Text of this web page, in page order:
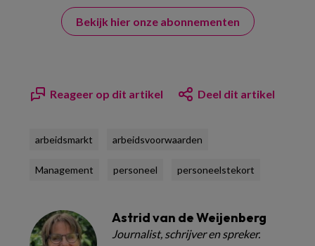
Bekijk hier onze abonnementen
Reageer op dit artikel Deel dit artikel
arbeidsmarkt arbeidsvoorwaarden
Management personeel personeelstekort
Astrid van de Weijenberg
Journalist, schrijver en spreker.